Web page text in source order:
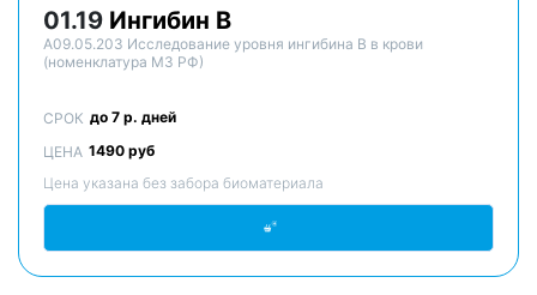
01.19 Ингибин В
A09.05.203 Исследование уровня ингибина B в крови
(номенклатура МЗ РФ)
СРОК до 7 р. дней
ЦЕНА 1490 руб
Цена указана без забора биоматериала